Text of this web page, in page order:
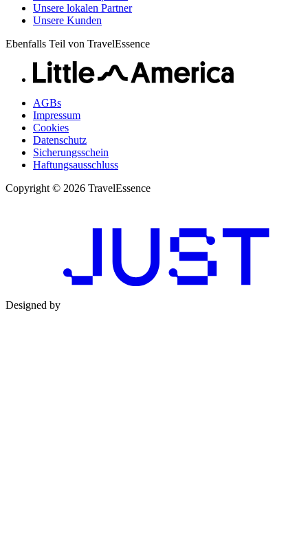
Unsere lokalen Partner
Unsere Kunden
Ebenfalls Teil von TravelEssence
AGBs
Impressum
Cookies
Datenschutz
Sicherungsschein
Haftungsausschluss
Copyright © 2026 TravelEssence
Designed by